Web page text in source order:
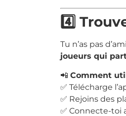
4️⃣
Tu n’as pas
joueurs qui
📲 Comment
✅ Télécharge
✅ Rejoins des
✅ Connecte-toi